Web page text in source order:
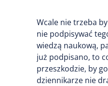
Wcale nie trzeba
nie podpisywać
wiedzą naukową,
już podpisano, to
przeszkodzie, by
dziennikarze nie